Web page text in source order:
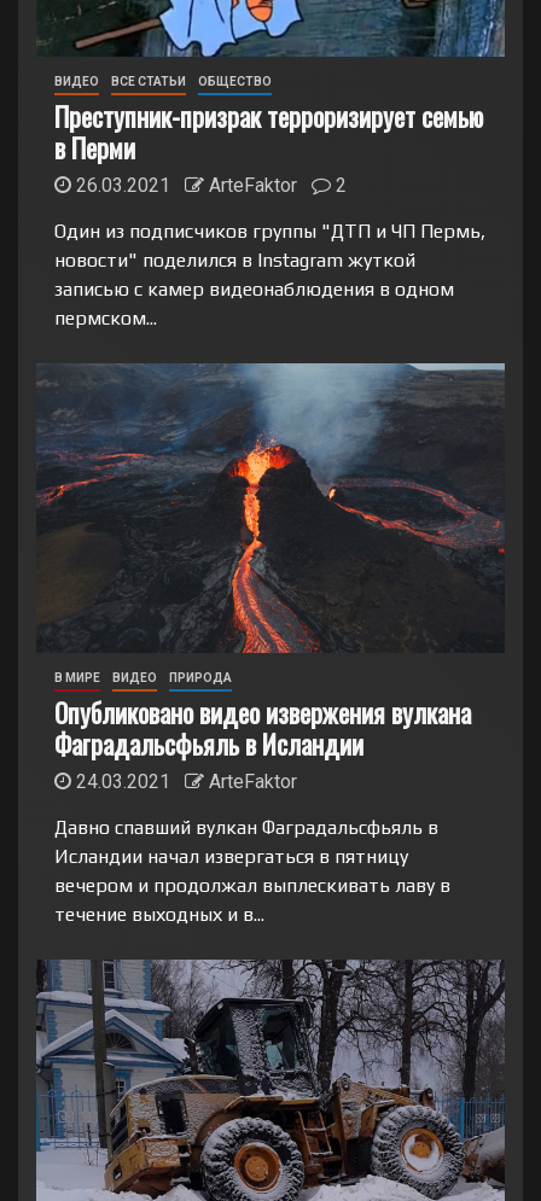
ВИДЕО ВСЕ СТАТЬИ ОБЩЕСТВО
Преступник-призрак терроризирует семью
в Перми
26.03.2021 ArteFaktor
2
Один из подписчиков группы "ДТП и ЧП Пермь,
новости" поделился в Instagram жуткой
записью с камер видеонаблюдения в одном
пермском...
В МИРЕ ВИДЕО ПРИРОДА
Опубликовано видео извержения вулкана
Фаградальсфьяль в Исландии
24.03.2021
ArteFaktor
Давно спавший вулкан Фаградальсфьяль в
Исландии начал извергаться в пятницу
вечером и продолжал выплескивать лаву в
течение выходных и в...